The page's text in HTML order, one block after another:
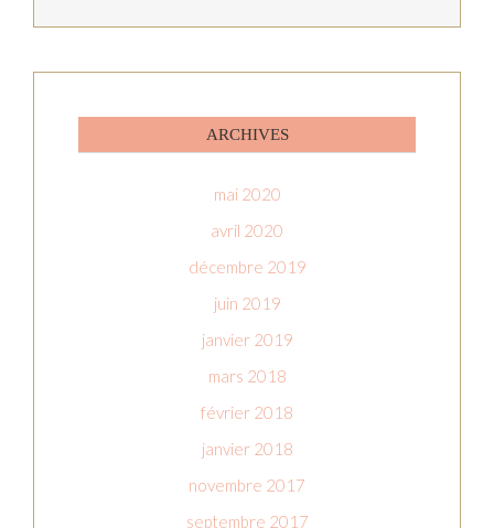
ARCHIVES
mai 2020
avril 2020
décembre 2019
juin 2019
janvier 2019
mars 2018
février 2018
janvier 2018
novembre 2017
septembre 2017